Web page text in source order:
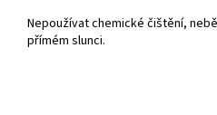
Nepoužívat chemické čištění,
přímém slunci.